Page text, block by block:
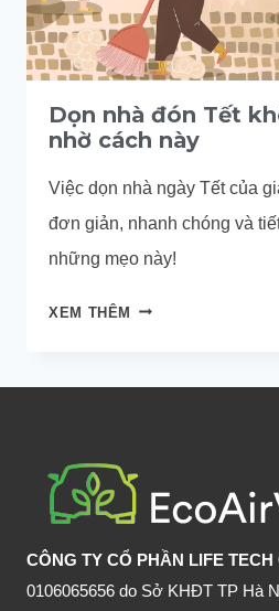
Dọn nhà đón Tết
nhờ cách này
Việc dọn nhà ngày Tết của
đơn giản, nhanh chóng và
những mẹo này!
XEM THÊM DỌN
TẾT
KHÓ
NHỜ
CÁCH
NÀY
CÔNG TY CỔ PHẦN LIFE TECH
0106065656 do Sở KHĐT TP Hà